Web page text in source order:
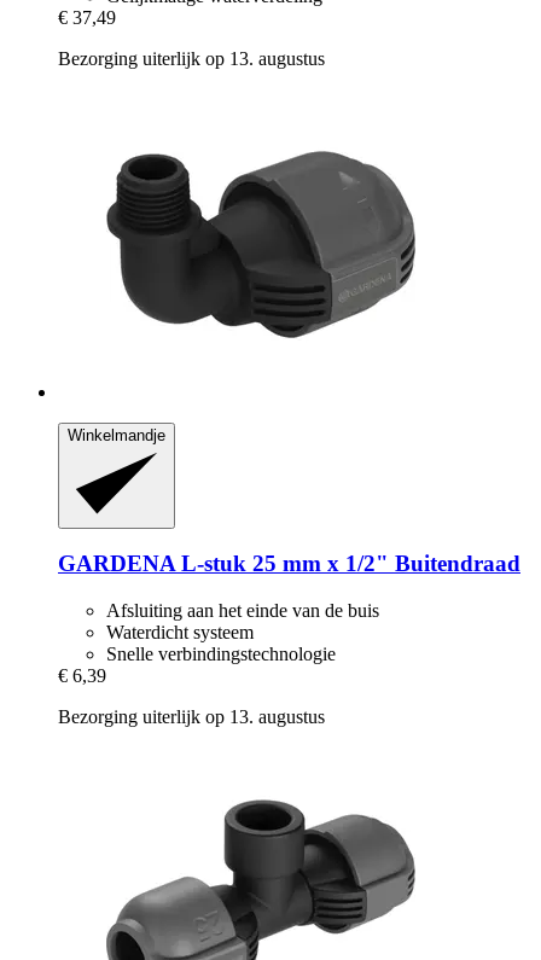
€ 37,49
Bezorging uiterlijk op 13. augustus
Winkelmandje
GARDENAL-​stuk 25 mm x 1/2" Buitendraad
Afsluiting aan het einde van de buis
Waterdicht systeem
Snelle verbindingstechnologie
€ 6,39
Bezorging uiterlijk op 13. augustus